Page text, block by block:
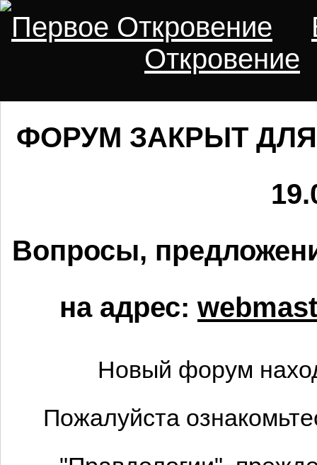
Первое Откровение
Откровение
ФОРУМ ЗАКРЫТ
Вопросы,
на адрес:
Новый форум
Пожалуйста